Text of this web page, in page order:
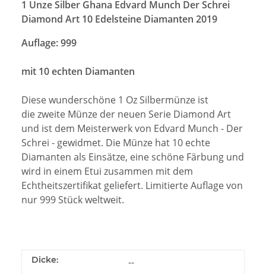
1 Unze Silber Ghana Edvard Munch Der Schrei
Diamond Art 10 Edelsteine Diamanten 2019
Auflage: 999
mit 10 echten Diamanten
Diese wunderschöne 1 Oz Silbermünze ist
die zweite Münze der neuen Serie Diamond Art
und ist dem Meisterwerk von Edvard Munch - Der
Schrei - gewidmet. Die Münze hat 10 echte
Diamanten als Einsätze, eine schöne Färbung und
wird in einem Etui zusammen mit dem
Echtheitszertifikat geliefert. Limitierte Auflage von
nur 999 Stück weltweit.
Dicke: --